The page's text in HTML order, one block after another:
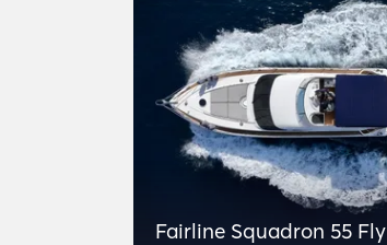
Fairline Squadron 55 Fly